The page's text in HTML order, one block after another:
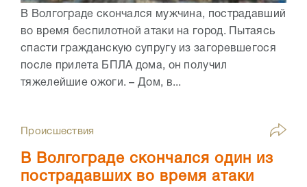
В Волгограде скончался мужчина, пострадавший
во время беспилотной атаки на город. Пытаясь
спасти гражданскую супругу из загоревшегося
после прилета БПЛА дома, он получил
тяжелейшие ожоги. – Дом, в...
Происшествия
В Волгограде скончался один из
пострадавших во время атаки